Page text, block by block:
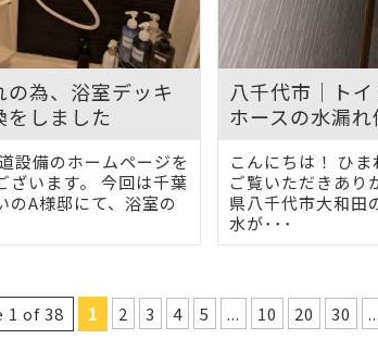
為、浴室デッキ
をしました
設備のホームページを
ざいます。 今回は千葉
のA様邸にて、浴室の
八千代市｜ト
ホースの水漏
こんにちは！ ひ
ご覧いただきあり
県八千代市大和田
水が･･･
1 of 38 1 2 3 4 5 ... 10 20 30 ...